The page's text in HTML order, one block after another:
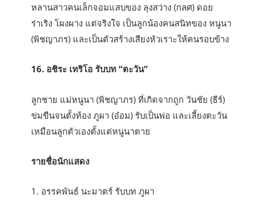
หลานสาวคนเล็กจอมแสบของ ลุงสว่าง (กลศ) ดอย
ร่าเริง โผงผาง แต่จริงใจ เป็นลูกน้องคนสนิทของ หนูนา
(พิชญาภร) และเป็นตัวสร้างเสียงหัวเราะให้คนรอบข้าง
16. อชิระ เทริโอ รับบท “ตะวัน”
ลูกชาย แม่หนูนา (พิชญาภร) ที่เกิดจากถูก วันชัย (ธีร์)
ข่มขืนจนตั้งท้อง ภูผา (อ๋อม) รับเป็นพ่อ และเลี้ยงตะวัน
เหมือนลูกตัวเองตั้งแต่หนูนาตาย
รายชื่อนักแสดง
1. อรรคพันธ์ นะมาตร์ รับบท ภูผา